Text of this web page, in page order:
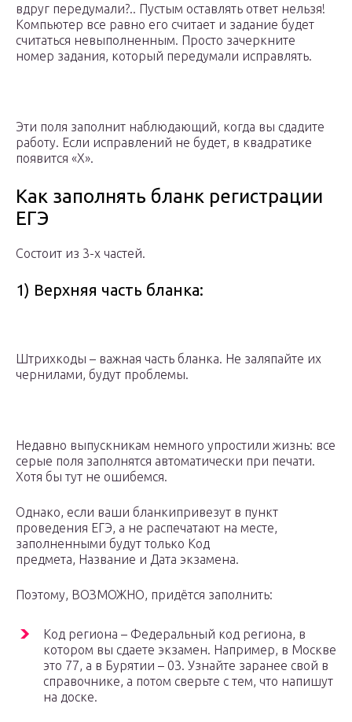
вдруг передумали?.. Пустым оставлять ответ нельзя!
Компьютер все равно его считает и задание будет
считаться невыполненным. Просто зачеркните
номер задания, который передумали исправлять.
Эти поля заполнит наблюдающий, когда вы сдадите
работу. Если исправлений не будет, в квадратике
появится «Х».
Как заполнять бланк регистрации
ЕГЭ
Состоит из 3-х частей.
1) Верхняя часть бланка:
Штрихкоды – важная часть бланка. Не заляпайте их
чернилами, будут проблемы.
Недавно выпускникам немного упростили жизнь: все
серые поля заполнятся автоматически при печати.
Хотя бы тут не ошибемся.
Однако, если ваши бланкипривезут в пункт
проведения ЕГЭ, а не распечатают на месте,
заполненными будут только Код
предмета, Название и Дата экзамена.
Поэтому, ВОЗМОЖНО, придётся заполнить:
Код региона – Федеральный код региона, в
котором вы сдаете экзамен. Например, в Москве
это 77, а в Бурятии – 03. Узнайте заранее свой в
справочнике, а потом сверьте с тем, что напишут
на доске.